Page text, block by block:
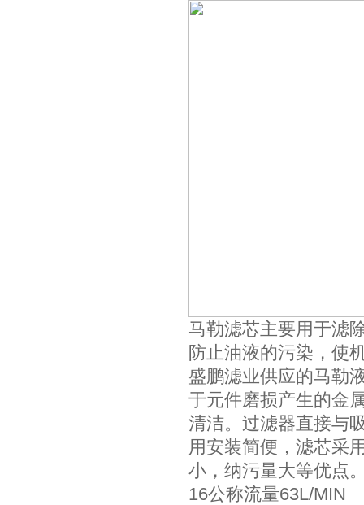
马勒滤芯主要用于滤
防止油液的污染，使
盛鹏滤业供应的马勒
于元件磨损产生的金
清洁。过滤器直接与
用安装简便，滤芯采
小，纳污量大等优点
16公称流量63L/MIN